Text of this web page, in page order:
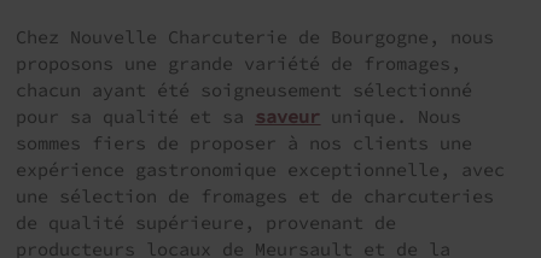
Chez Nouvelle Charcuterie de Bourgogne, nous
proposons une grande variété de fromages,
chacun ayant été soigneusement sélectionné
pour sa qualité et sa saveur unique. Nous
sommes fiers de proposer à nos clients une
expérience gastronomique exceptionnelle, avec
une sélection de fromages et de charcuteries
de qualité supérieure, provenant de
producteurs locaux de Meursault et de la